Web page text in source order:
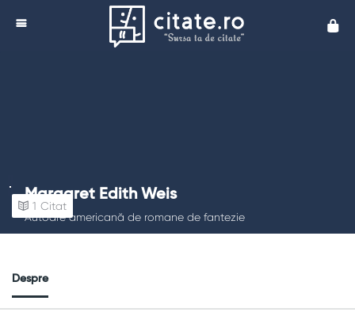
Margaret Edith Weis
Autoare americană de romane de fantezie
1 Citat
Despre